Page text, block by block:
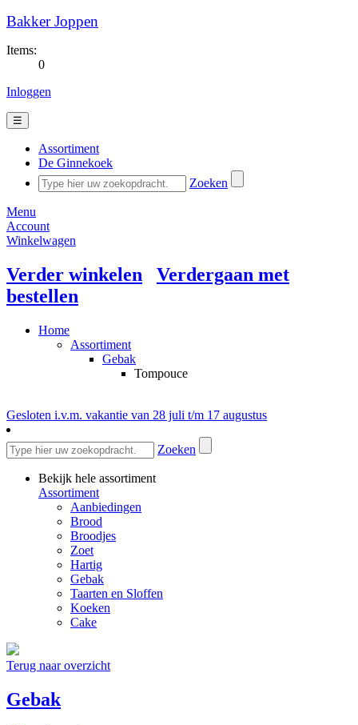
Bakker Joppen
Items:
0
Inloggen
☰
Assortiment
De Ginnekoek
Zoeken
Menu
Account
Winkelwagen
Verder winkelen
Verdergaan met
bestellen
Home
Assortiment
Gebak
Tompouce
Gesloten i.v.m. vakantie van 28 juli t/m 17 augustus
Zoeken
Bekijk hele assortiment
Assortiment
Aanbiedingen
Brood
Broodjes
Zoet
Hartig
Gebak
Taarten en Sloffen
Koeken
Cake
Terug naar overzicht
Gebak